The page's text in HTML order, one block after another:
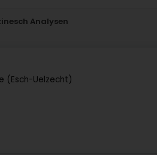
Analysen
(Esch-Uelzecht)